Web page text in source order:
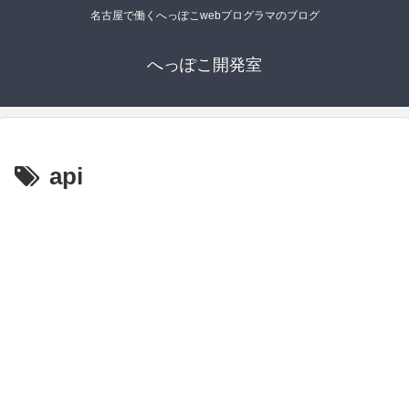
名古屋で働くへっぽこwebプログラマのブログ
へっぽこ開発室
api